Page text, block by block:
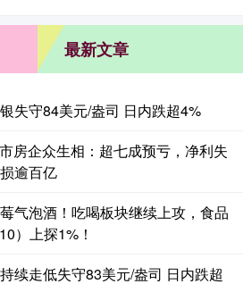
最新文章
失守84美元/盎司 日内跌超4%
房企众生相：超七成预亏，净利失
逾百亿
气泡酒！吃喝板块继续上攻，食品
）上探1%！
续走低失守83美元/盎司 日内跌超